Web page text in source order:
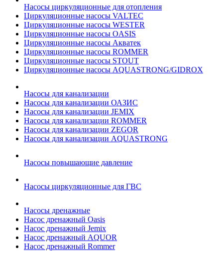
Насосы циркуляционные для отопления
Циркуляционные насосы VALTEC
Циркуляционные насосы WESTER
Циркуляционные насосы OASIS
Циркуляционные насосы Акватек
Циркуляционные насосы ROMMER
Циркуляционные насосы STOUT
Циркуляционные насосы AQUASTRONG/GIDROX
Насосы для канализации
Насосы для канализации ОАЗИС
Насосы для канализации JEMIX
Насосы для канализации ROMMER
Насосы для канализации ZEGOR
Насосы для канализации AQUASTRONG
Насосы повышающие давление
Насосы циркуляционные для ГВС
Насосы дренажные
Насос дренажный Oasis
Насос дренажный Jemix
Насос дренажный AQUOR
Насос дренажный Rommer